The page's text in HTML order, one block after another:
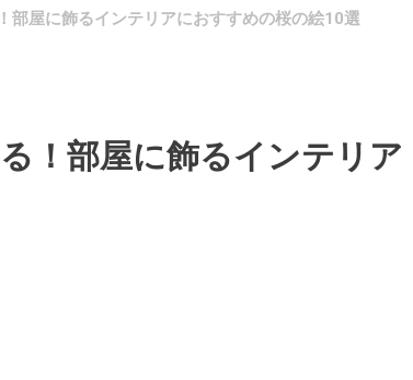
部屋に飾るインテリアにおすすめの桜の絵10選
！部屋に飾るインテリア